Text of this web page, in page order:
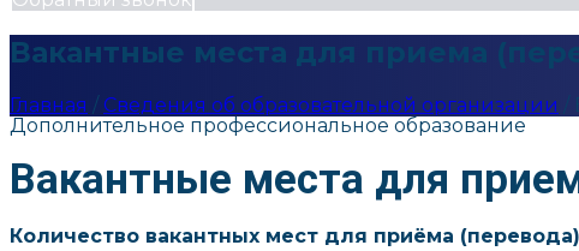
Вакантные места для приема
Главная / Сведения об образовательной организации
Дополнительное профессиональное образование
Вакантные места для
Количество вакантных мест для приёма